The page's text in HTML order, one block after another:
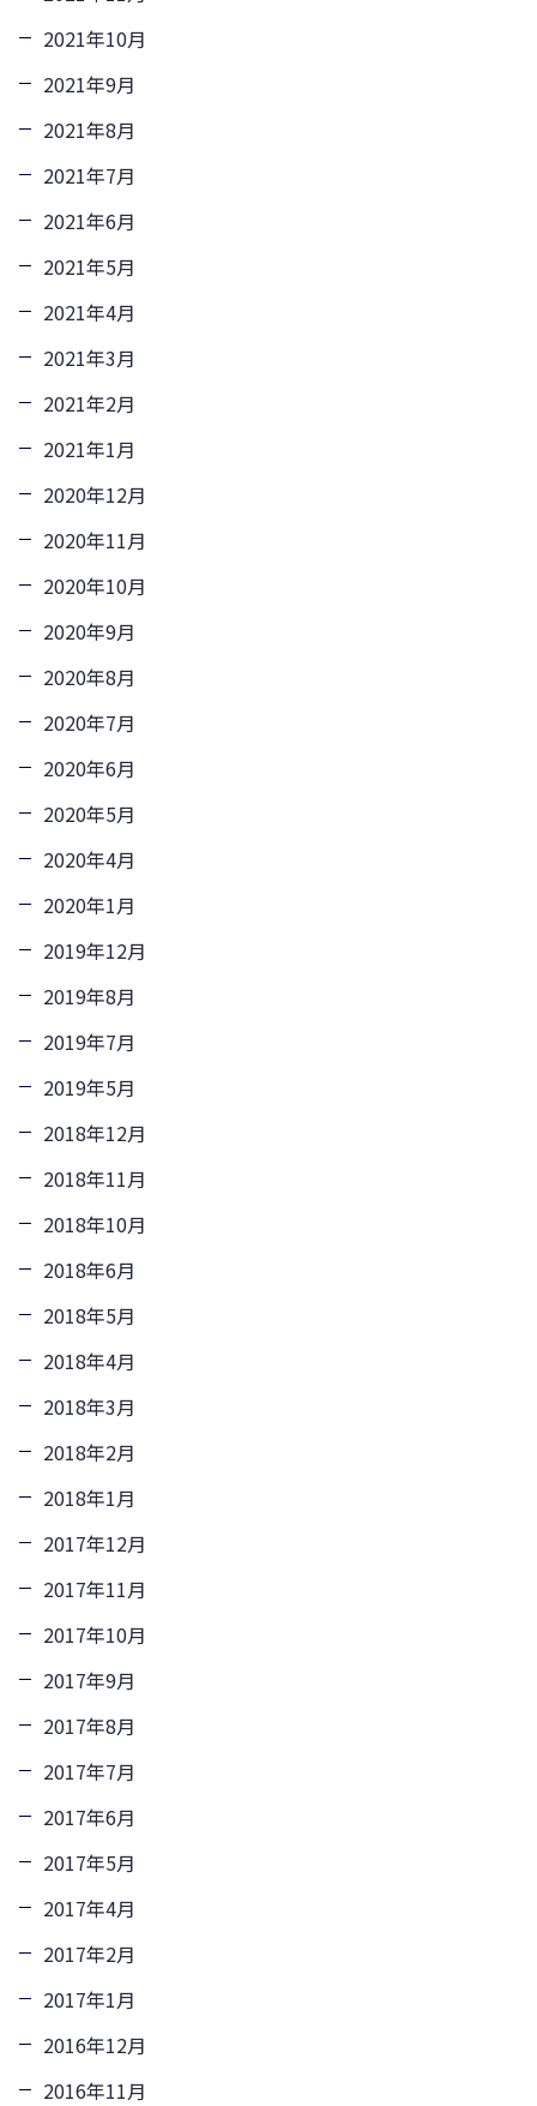
2021年10月
2021年9月
2021年8月
2021年7月
2021年6月
2021年5月
2021年4月
2021年3月
2021年2月
2021年1月
2020年12月
2020年11月
2020年10月
2020年9月
2020年8月
2020年7月
2020年6月
2020年5月
2020年4月
2020年1月
2019年12月
2019年8月
2019年7月
2019年5月
2018年12月
2018年11月
2018年10月
2018年6月
2018年5月
2018年4月
2018年3月
2018年2月
2018年1月
2017年12月
2017年11月
2017年10月
2017年9月
2017年8月
2017年7月
2017年6月
2017年5月
2017年4月
2017年2月
2017年1月
2016年12月
2016年11月